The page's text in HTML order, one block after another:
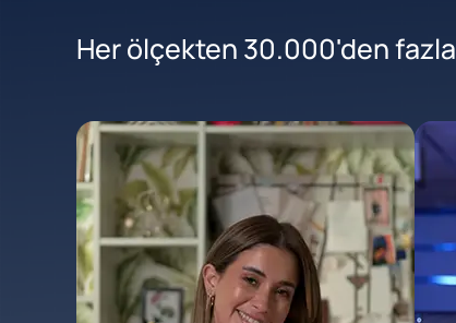
Her ölçekten 30.000'den fazla